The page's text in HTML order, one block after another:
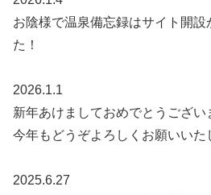
お陰様で温泉備忘録はサイト開設
た！
2026.1.1
新年あけましておめでとうござい
今年もどうぞよろしくお願いいた
2025.6.27